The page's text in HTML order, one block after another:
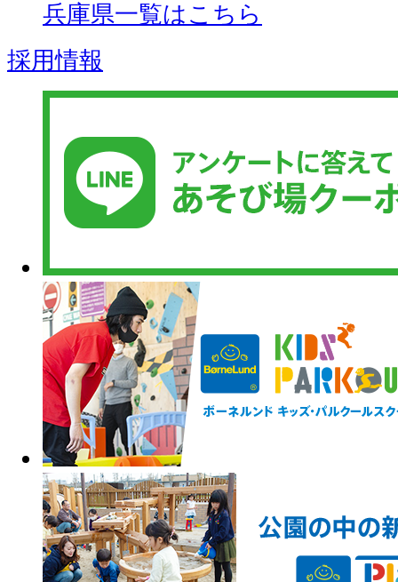
兵庫県一覧はこちら
採用情報